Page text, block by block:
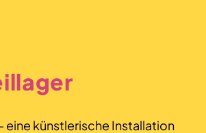
eine künstlerische Installation